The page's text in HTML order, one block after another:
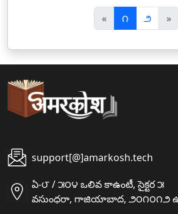
«पि
छ
ला
౧ ౨ »अ
ग
support[@]amarkosh.tech
ఏ-౮ / ౫౦౪ ఒలివ కాఉంటీ, సైక్టర ౫
వసుంధరా, గాజియాబాద, ౨౦౧౦౧౨